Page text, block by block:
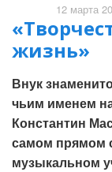
12 марта
жизнь»
Внук
чьим именем
Константин
самом прямом
музыкальном